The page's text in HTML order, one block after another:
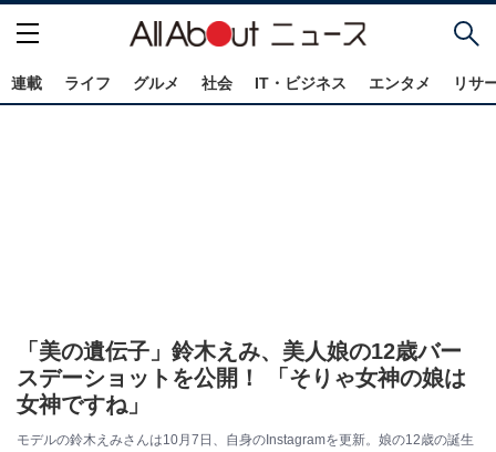
連載 ライフ グルメ 社会 IT・ビジネス エンタメ リサ
「美の遺伝子」鈴木えみ、美人娘の12歳バー
スデーショットを公開！ 「そりゃ女神の娘は
女神ですね」
モデルの鈴木えみさんは10月7日、自身のInstagramを更新。娘の12歳の誕生